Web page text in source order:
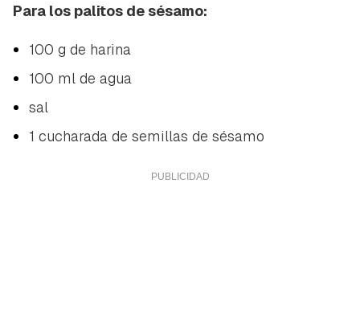
Para los palitos de sésamo:
100 g de harina
100 ml de agua
sal
1 cucharada de semillas de sésamo